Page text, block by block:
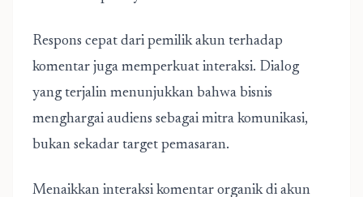
Respons cepat dari pemilik akun terhadap
komentar juga memperkuat interaksi. Dialog
yang terjalin menunjukkan bahwa bisnis
menghargai audiens sebagai mitra komunikasi,
bukan sekadar target pemasaran.
Menaikkan interaksi komentar organik di akun